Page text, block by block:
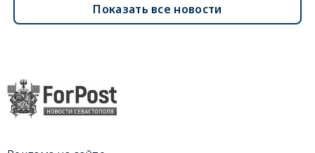
Показать все новости